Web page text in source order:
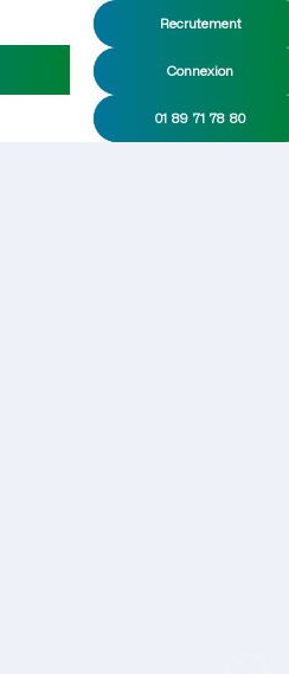
Recrutement
Connexion
01 89 71 78 80